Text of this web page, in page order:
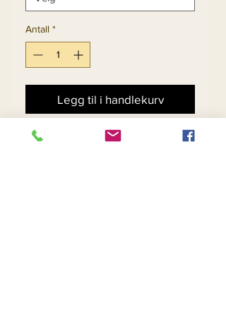
Antall *
Legg til i handlekurv
Kjøp nå